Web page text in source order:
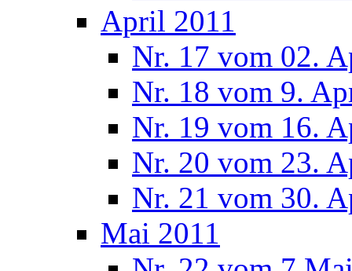
April 2011
Nr. 17 vom 02.
Nr. 18 vom 9.
Nr. 19 vom 16.
Nr. 20 vom 23.
Nr. 21 vom 30.
Mai 2011